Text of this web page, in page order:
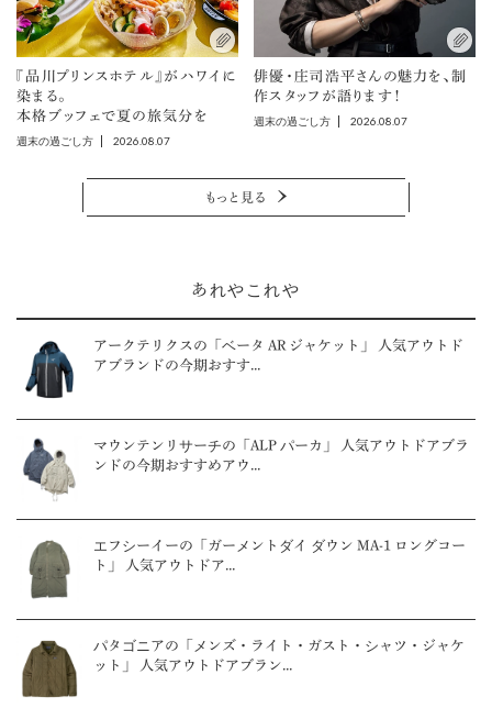
『品川プリンスホテル』がハワイに
染まる。
本格ブッフェで夏の旅気分を
週末の過ごし方 2026.08.07
俳優・庄司浩平さんの魅力を、制
作スタッフが語ります！
週末の過ごし方 2026.08.07
もっと見る
あれやこれや
アークテリクスの「ベータ AR ジャケット」 人気アウトド
アブランドの今期おすす...
マウンテンリサーチの「ALP パーカ」 人気アウトドアブラ
ンドの今期おすすめアウ...
エフシーイーの「ガーメントダイ ダウン MA-1 ロングコー
ト」 人気アウトドア...
パタゴニアの「メンズ・ライト・ガスト・シャツ・ジャケ
ット」 人気アウトドアブラン...